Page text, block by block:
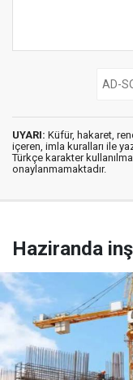
UYARI: Küfür, hakaret,
içeren, imla kuralları ile
Türkçe karakter
onaylanmamaktadır.
Haziranda